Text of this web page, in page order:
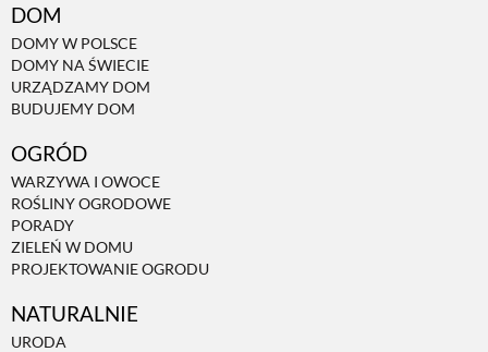
DOM
DOMY W POLSCE
DOMY NA ŚWIECIE
URZĄDZAMY DOM
BUDUJEMY DOM
OGRÓD
WARZYWA I OWOCE
ROŚLINY OGRODOWE
PORADY
ZIELEŃ W DOMU
PROJEKTOWANIE OGRODU
NATURALNIE
URODA